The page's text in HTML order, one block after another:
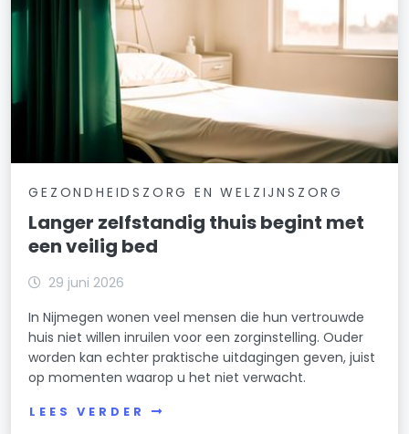
GEZONDHEIDSZORG EN WELZIJNSZORG
Langer zelfstandig thuis begint met
een veilig bed
29 juni 2026
In Nijmegen wonen veel mensen die hun vertrouwde
huis niet willen inruilen voor een zorginstelling. Ouder
worden kan echter praktische uitdagingen geven, juist
op momenten waarop u het niet verwacht.
LEES VERDER